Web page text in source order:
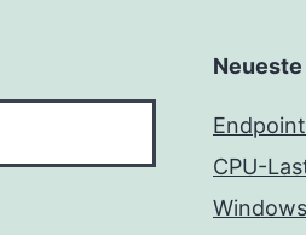
CPU-